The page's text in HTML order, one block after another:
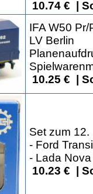
10.74 € |
IFA W50 Pr/
LV Berlin
10.25 € |
Set zum 12.
- Ford
- Lada
10.23 € |